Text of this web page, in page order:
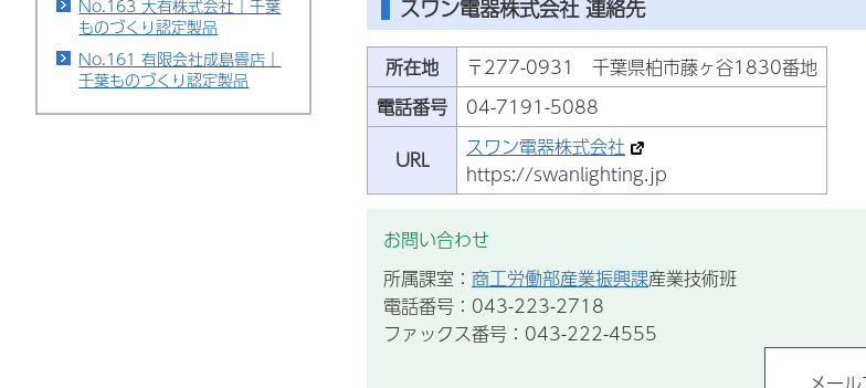
No.163 大有株式会社｜千葉
ものづくり認定製品
No.161 有限会社成島畳店｜
千葉ものづくり認定製品
スワン電器株式会社 連絡先
所在地
〒277-0931 千葉県柏市藤ヶ谷1830番地
電話番号
04-7191-5088
URL
スワン電器株式会社
https://swanlighting.jp
お問い合わせ
所属課室： 商工労働部産業振興課産業技術班
電話番号：043-223-2718
ファックス番号：043-222-4555